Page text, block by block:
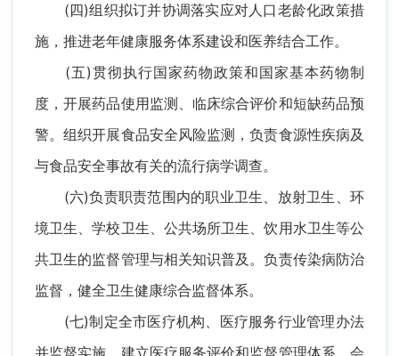
(四)组织拟订并协调落实应对人口老龄化政策措
施，推进老年健康服务体系建设和医养结合工作。
(五)贯彻执行国家药物政策和国家基本药物制
度，开展药品使用监测、临床综合评价和短缺药品预
警。组织开展食品安全风险监测，负责食源性疾病及
与食品安全事故有关的流行病学调查。
(六)负责职责范围内的职业卫生、放射卫生、环
境卫生、学校卫生、公共场所卫生、饮用水卫生等公
共卫生的监督管理与相关知识普及。负责传染病防治
监督，健全卫生健康综合监督体系。
(七)制定全市医疗机构、医疗服务行业管理办法
并监督实施，建立医疗服务评价和监督管理体系。会